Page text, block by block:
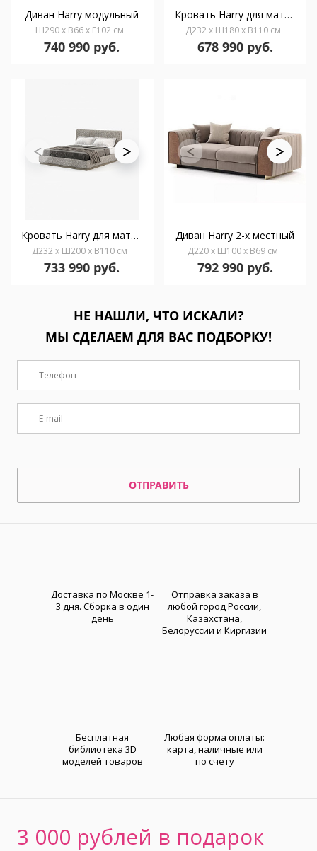
Диван Harry модульный
Ш290 x В66 x Г102 см
740 990 руб.
Кровать Harry для матраса 160 x 200 см
Д232 x Ш180 x В110 см
678 990 руб.
Кровать Harry для матраса 180 x 200 см
Д232 x Ш200 x В110 см
733 990 руб.
Диван Harry 2-х местный
Д220 x Ш100 x В69 см
792 990 руб.
НЕ НАШЛИ, ЧТО ИСКАЛИ?
МЫ СДЕЛАЕМ ДЛЯ ВАС ПОДБОРКУ!
ОТПРАВИТЬ
Доставка по Москве 1-
3 дня. Cборка в один
день
Отправка заказа в
любой город России,
Казахстана,
Белоруссии и Киргизии
Бесплатная
библиотека 3D
моделей товаров
Любая форма оплаты:
карта, наличные или
по счету
3 000 рублей в подарок